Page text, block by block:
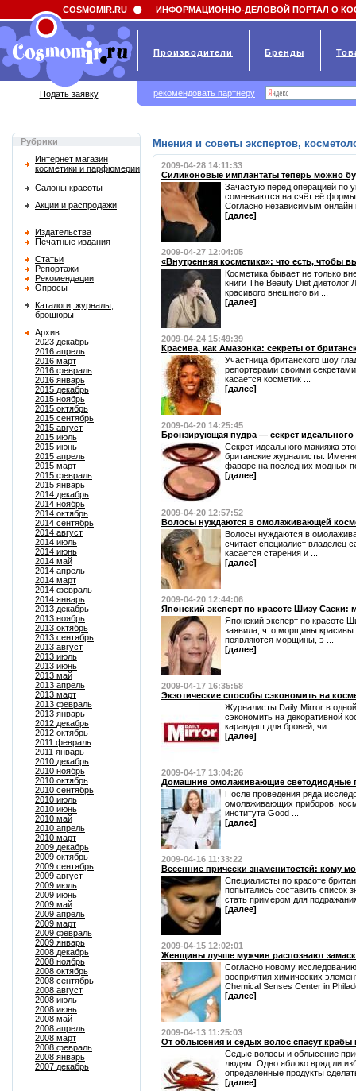
Field 'news_title' doesn't have a default value
Рубрики
Интернет магазин
косметики и парфюмерии
Салоны красоты
Акции и распродажи
Издательства
Печатные издания
Статьи
Репортажи
Рекомендации
Опросы
Каталоги, журналы,
брошюры
Архив
2023 декабрь
2016 апрель
2016 март
2016 февраль
2016 январь
2015 декабрь
2015 ноябрь
2015 октябрь
2015 сентябрь
2015 август
2015 июль
2015 июнь
2015 апрель
2015 март
2015 февраль
2015 январь
2014 декабрь
2014 ноябрь
2014 октябрь
2014 сентябрь
2014 август
2014 июль
2014 июнь
2014 май
2014 апрель
2014 март
2014 февраль
2014 январь
2013 декабрь
2013 ноябрь
2013 октябрь
2013 сентябрь
2013 август
2013 июль
2013 июнь
2013 май
2013 апрель
2013 март
2013 февраль
2013 январь
2012 декабрь
2012 октябрь
2011 февраль
2011 январь
2010 декабрь
2010 ноябрь
2010 октябрь
2010 сентябрь
2010 июль
2010 июнь
2010 май
2010 апрель
2010 март
2009 декабрь
2009 октябрь
2009 сентябрь
2009 август
2009 июль
2009 июнь
2009 май
2009 апрель
2009 март
2009 февраль
2009 январь
2008 декабрь
2008 ноябрь
2008 октябрь
2008 сентябрь
2008 август
2008 июль
2008 июнь
2008 май
2008 апрель
2008 март
2008 февраль
2008 январь
2007 декабрь
Мнения и советы экспертов,
2009-04-28 14:11:33
Силиконовые имплантаты теперь можно
Зачастую перед операцией по
сомневаются на счёт её
Согласно независимым онлайн
[далее]
2009-04-27 12:04:05
«Внутренняя косметика»: что есть, чтобы
Косметика бывает не только
книги The Beauty Diet
красивого внешнего ви ...
[далее]
2009-04-24 15:49:39
Красива, как Амазонка: секреты от
Участница британского шоу
репортерами своими
касается косметик ...
[далее]
2009-04-20 14:25:45
Бронзирующая пудра — секрет идеального
Секрет идеального макияжа
британские журналисты.
фаворе на последних модных
[далее]
2009-04-20 12:57:52
Волосы нуждаются в омолаживающей
Волосы нуждаются в
считает специалист владелец
касается старения и ...
[далее]
2009-04-20 12:44:06
Японский эксперт по красоте Шизу
Японский эксперт по красоте
заявила, что морщины
появляются морщины, э ...
[далее]
2009-04-17 16:35:58
Экзотические способы сэкономить на
Журналисты Daily Mirror в
сэкономить на декоративной
карандаш для бровей, чи ...
[далее]
2009-04-17 13:04:26
Домашние омолаживающие
После проведения ряда
омолаживающих приборов,
института Good ...
[далее]
2009-04-16 11:33:22
Весенние прически знаменитостей: кому
Специалисты по красоте
попытались составить список
стать примером для
[далее]
2009-04-15 12:02:01
Женщины лучше мужчин распознают
Согласно новому
восприятия химических
Chemical Senses Center in
[далее]
2009-04-13 11:25:03
От облысения и седых волос спасут крабы
Седые волосы и облысение
людям. Одно яблоко вряд ли
определённые продукты
[далее]
COSMOMIR.RU ИНФОРМАЦИОННО-ДЕЛОВОЙ ПОРТАЛ О
Производители Бренды
Подать заявку рекомендовать партнеру